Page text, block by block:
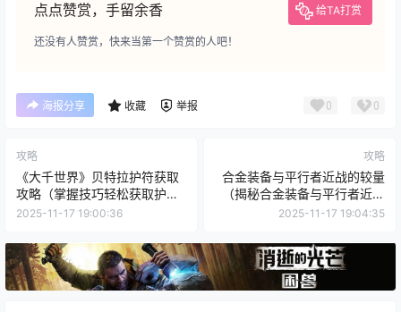
点点赞赏，手留余香 给TA打赏
还没有人赞赏，快来当第一个赞赏的人吧！
海报分享 收藏 举报 0 0
攻略
《大千世界》贝特拉护符获取
攻略（掌握技巧轻松获取护
符，让你更上一层楼）
2025-11-17 19:00:36
攻略
合金装备与平行者近战的较量
（揭秘合金装备与平行者近战
的技术之争）
2025-11-17 19:04:35